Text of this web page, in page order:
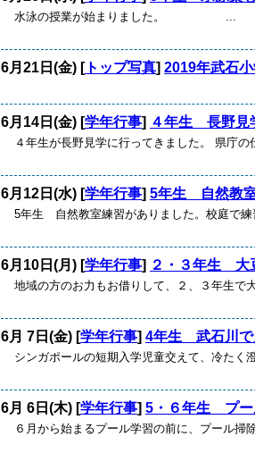
水泳の授業が始まりました。 ...
6月21日(金) [トップ写真] 2019年武石
6月14日(金) [学年行事] ４年生 長野見
４年生が長野見学に行ってきました。 県庁
6月12日(水) [学年行事] 5年生 自然教
5年生 自然教室練習がありました。校庭で練
6月10日(月) [学年行事] ２・３年生 大
地域の方のお力もお借りして、２、３年生で
6月 7日(金) [学年行事] 4年生 武石川で
シンガポールの短期入学児童交えて、冷たく
6月 6日(木) [学年行事] 5・６年生 プー
６月から始まるプール学習の前に、プール掃